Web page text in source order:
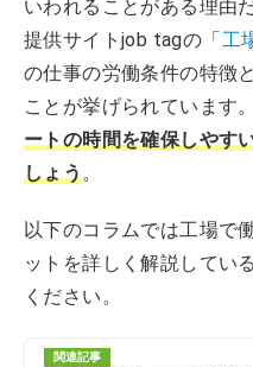
いわれることがある理由
提供サイトjob tagの「工
の仕事の労働条件の特徴
ことが挙げられています。
ートの時間を確保しやす
しょう。
以下のコラムでは工場で
ットを詳しく解説してい
ください。
関連記事